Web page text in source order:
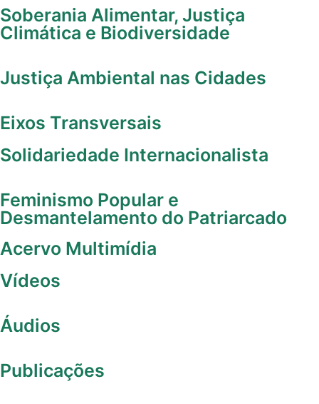
Soberania Alimentar, Justiça
Climática e Biodiversidade
Justiça Ambiental nas Cidades
Eixos Transversais
Solidariedade Internacionalista
Feminismo Popular e
Desmantelamento do Patriarcado
Acervo Multimídia
Vídeos
Áudios
Publicações